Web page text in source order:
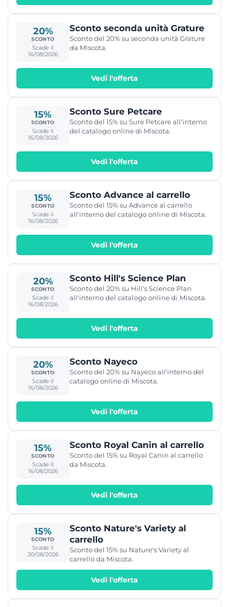
20%
SCONTO
Scade il
16/08/2026
Sconto seconda unità Grature
Sconto del 20% su seconda unità Grature
da Miscota.
Vedi l'offerta
15%
SCONTO
Scade il
16/08/2026
Sconto Sure Petcare
Sconto del 15% su Sure Petcare all'interno
del catalogo online di Miscota.
Vedi l'offerta
15%
SCONTO
Scade il
16/08/2026
Sconto Advance al carrello
Sconto del 15% su Advance al carrello
all'interno del catalogo online di Miscota.
Vedi l'offerta
20%
SCONTO
Scade il
16/08/2026
Sconto Hill's Science Plan
Sconto del 20% su Hill's Science Plan
all'interno del catalogo online di Miscota.
Vedi l'offerta
20%
SCONTO
Scade il
16/08/2026
Sconto Nayeco
Sconto del 20% su Nayeco all'interno del
catalogo online di Miscota.
Vedi l'offerta
15%
SCONTO
Scade il
16/08/2026
Sconto Royal Canin al carrello
Sconto del 15% su Royal Canin al carrello
da Miscota.
Vedi l'offerta
15%
SCONTO
Scade il
20/08/2026
Sconto Nature's Variety al
carrello
Sconto del 15% su Nature's Variety al
carrello da Miscota.
Vedi l'offerta